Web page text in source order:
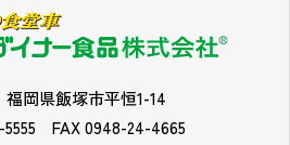
福岡県飯塚市平恒1-14
5555 FAX 0948-24-4665